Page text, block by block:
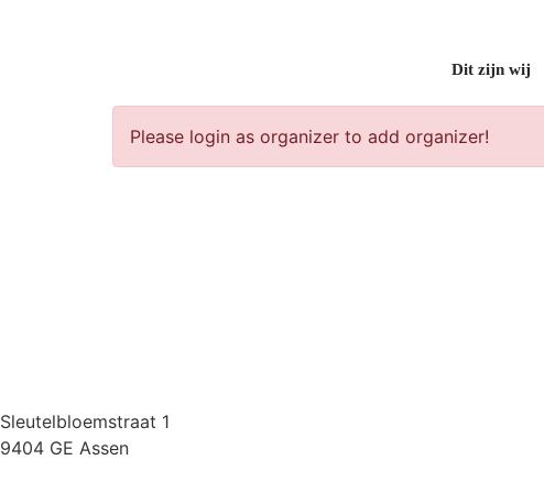
Dit zijn wij
Please login as organizer to add organizer!
Sleutelbloemstraat 1
9404 GE Assen